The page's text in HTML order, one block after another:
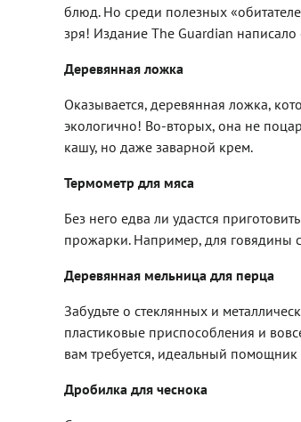
блюд. Но среди полезных
зря! Издание The Guardian
Деревянная ложка
Оказывается, деревянная ложка,
экологично! Во-вторых, она не
кашу, но даже заварной крем.
Термометр для мяса
Без него едва ли удастся
прожарки. Например, для говядины
Деревянная мельница для перца
Забудьте о стеклянных и
пластиковые приспособления и
вам требуется, идеальный
Дробилка для чеснока